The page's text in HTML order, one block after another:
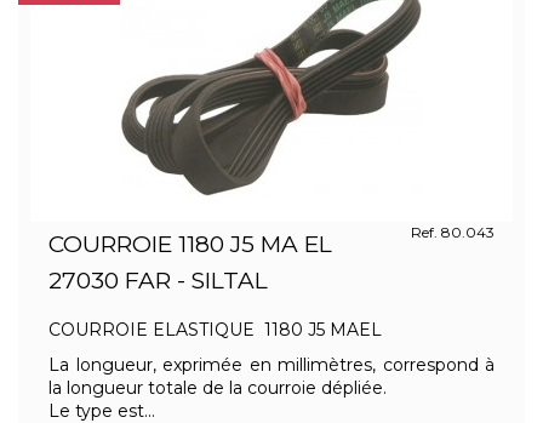
COURROIE 1180 J5 MA EL
27030 FAR - SILTAL
Ref. 80.043
COURROIE ELASTIQUE 1180 J5 MAEL
La longueur, exprimée en millimètres, correspond à
la longueur totale de la courroie dépliée.
Le type est...